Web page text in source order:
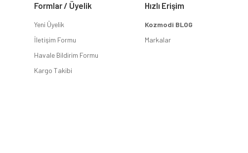
Formlar / Üyelik
Yeni Üyelik
İletişim Formu
Havale Bildirim Formu
Kargo Takibi
Hızlı Erişim
Kozmodi BLOG
Markalar